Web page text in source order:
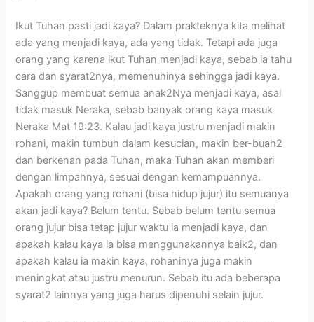
Ikut Tuhan pasti jadi kaya? Dalam prakteknya kita melihat
ada yang menjadi kaya, ada yang tidak. Tetapi ada juga
orang yang karena ikut Tuhan menjadi kaya, sebab ia tahu
cara dan syarat2nya, memenuhinya sehingga jadi kaya.
Sanggup membuat semua anak2Nya menjadi kaya, asal
tidak masuk Neraka, sebab banyak orang kaya masuk
Neraka Mat 19:23. Kalau jadi kaya justru menjadi makin
rohani, makin tumbuh dalam kesucian, makin ber-buah2
dan berkenan pada Tuhan, maka Tuhan akan memberi
dengan limpahnya, sesuai dengan kemampuannya.
Apakah orang yang rohani (bisa hidup jujur) itu semuanya
akan jadi kaya? Belum tentu. Sebab belum tentu semua
orang jujur bisa tetap jujur waktu ia menjadi kaya, dan
apakah kalau kaya ia bisa menggunakannya baik2, dan
apakah kalau ia makin kaya, rohaninya juga makin
meningkat atau justru menurun. Sebab itu ada beberapa
syarat2 lainnya yang juga harus dipenuhi selain jujur.